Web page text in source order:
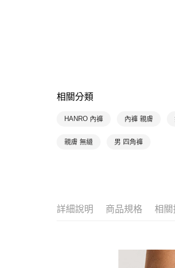
相關分類
HANRO 內褲 內褲 親膚
親膚 無縫 男 四角褲
詳細說明 商品規格 相關